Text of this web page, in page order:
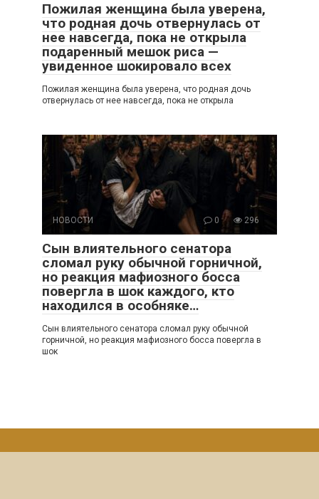
Пожилая женщина была уверена,
что родная дочь отвернулась от
нее навсегда, пока не открыла
подаренный мешок риса —
увиденное шокировало всех
Пожилая женщина была уверена, что родная дочь
отвернулась от нее навсегда, пока не открыла
НОВОСТИ 0 296
Сын влиятельного сенатора
сломал руку обычной горничной,
но реакция мафиозного босса
повергла в шок каждого, кто
находился в особняке…
Сын влиятельного сенатора сломал руку обычной
горничной, но реакция мафиозного босса повергла в
шок